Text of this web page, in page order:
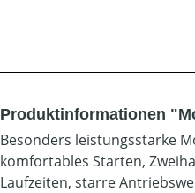
Produktinformationen
Besonders leistungsstarke
komfortables Starten,
Laufzeiten, starre